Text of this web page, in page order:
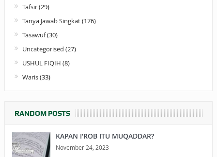
Tafsir(29)
Tanya Jawab Singkat(176)
Tasawuf(30)
Uncategorised (27)
USHUL FIQIH (8)
Waris(33)
RANDOM POSTS
KAPAN I’ROB ITU MUQADDAR?
November 24, 2023